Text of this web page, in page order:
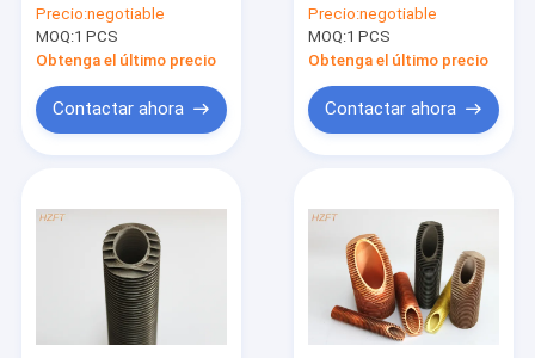
torre de
enfriamiento, tubo
de aleta del titanio
Precio:negotiable
MOQ:1 PCS
Obtenga el último precio
Contactar ahora
inoxidable para las
condiciones
corrosivas
Precio:negotiable
MOQ:1 PCS
Obtenga el último precio
Contactar ahora